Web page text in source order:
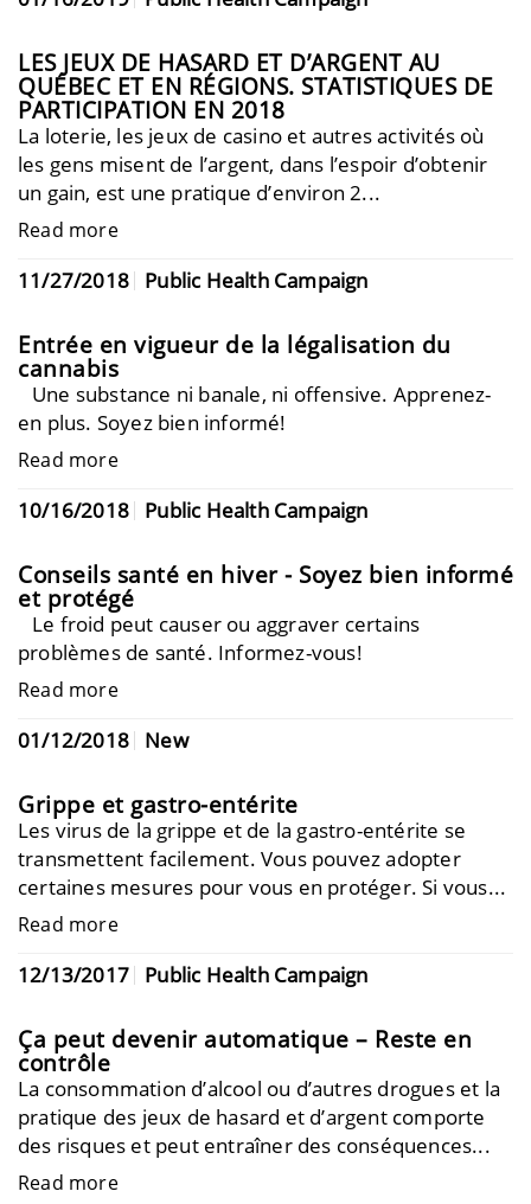
LES JEUX DE HASARD ET D’ARGENT AU
QUÉBEC ET EN RÉGIONS. STATISTIQUES DE
PARTICIPATION EN 2018
La loterie, les jeux de casino et autres activités où
les gens misent de l’argent, dans l’espoir d’obtenir
un gain, est une pratique d’environ 2...
Read more
11/27/2018 Public Health Campaign
Entrée en vigueur de la légalisation du
cannabis
Une substance ni banale, ni offensive. Apprenez-
en plus. Soyez bien informé!
Read more
10/16/2018 Public Health Campaign
Conseils santé en hiver - Soyez bien informé
et protégé
Le froid peut causer ou aggraver certains
problèmes de santé. Informez-vous!
Read more
01/12/2018 New
Grippe et gastro-entérite
Les virus de la grippe et de la gastro-entérite se
transmettent facilement. Vous pouvez adopter
certaines mesures pour vous en protéger. Si vous...
Read more
12/13/2017 Public Health Campaign
Ça peut devenir automatique – Reste en
contrôle
La consommation d’alcool ou d’autres drogues et la
pratique des jeux de hasard et d’argent comporte
des risques et peut entraîner des conséquences...
Read more